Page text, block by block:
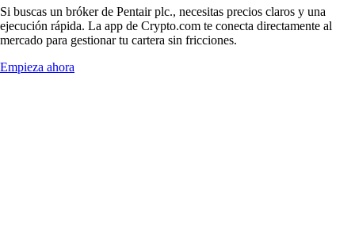
Si buscas un bróker de Pentair plc., necesitas precios claros y una
ejecución rápida. La app de Crypto.com te conecta directamente al
mercado para gestionar tu cartera sin fricciones.
Empieza ahora